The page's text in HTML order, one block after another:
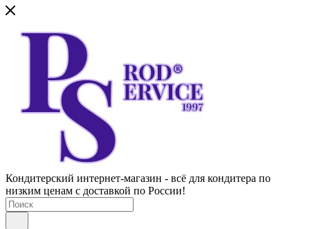
Кондитерский интернет-магазин - всё для кондитера по
низким ценам с доставкой по России!